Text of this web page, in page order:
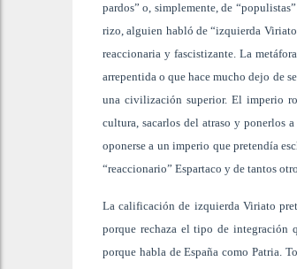
pardos” o, simplemente, de
rizo, alguien habló de “izquierda
reaccionaria y fascistizante. La
arrepentida o que hace mucho dejo de
una civilización superior. El imperio
cultura, sacarlos del atraso y ponerlos
oponerse a un imperio que pretendía
“reaccionario” Espartaco y de tantos
La calificación de izquierda Viriato
porque rechaza el tipo de integración
porque habla de España como Patria.